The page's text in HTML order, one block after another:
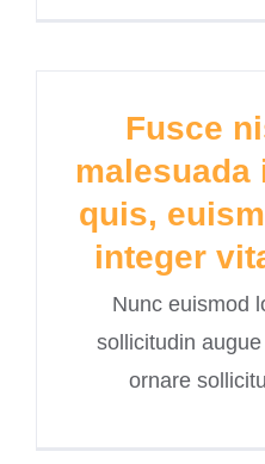
Fusce
malesuada
quis,
integer
Nunc euismod
sollicitudin
ornare